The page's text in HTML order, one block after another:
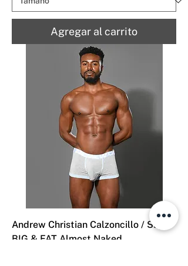
Agregar al carrito
Andrew Christian Calzoncillo / Slip
BIG & FAT Almost Naked